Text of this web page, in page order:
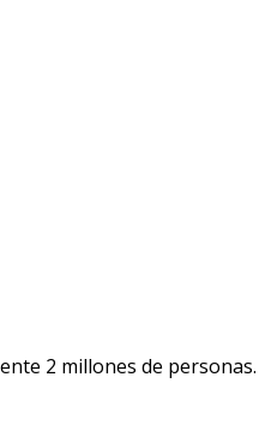
millones de
Loreto, Puno y Piura, y
2 millones de personas.